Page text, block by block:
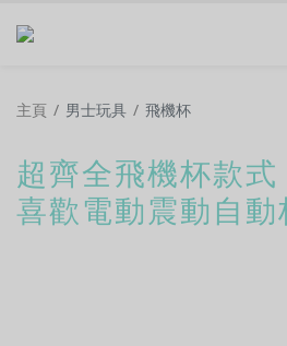
主頁 / 男士玩具 / 飛機杯
超齊全飛機杯款
喜歡電動震動自動